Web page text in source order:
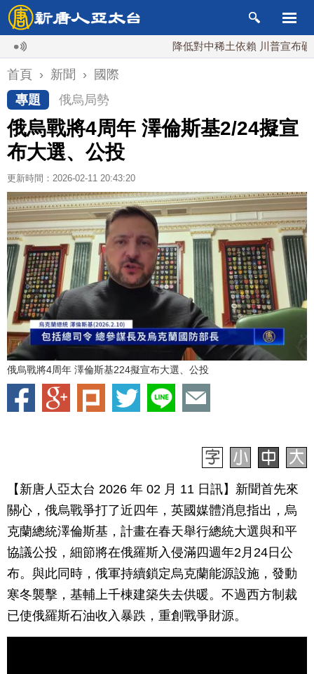
降低對中稀土依賴 川普宣布礦業投資
首頁 › 新聞 ›
國際
專題
俄烏局勢
俄烏戰將4周年 澤倫斯基2/24擬宣
布大選、公投
更新時間：2026-02-11 20:43:20
俄烏戰將4周年 澤倫斯基224擬宣布大選、公投
【新唐人亞太台 2026 年 02 月 11 日訊】新聞首先來
關心，俄烏戰爭打了近四年，英國媒體消息指出，烏
克蘭總統澤倫斯基，計畫在春天舉行總統大選與和平
協議公投，細節將在俄羅斯入侵滿四週年2月24日公
布。與此同時，俄軍持續鎖定烏克蘭能源設施，發動
寒冬襲擊，基輔上千棟建築失去供暖。不過西方制裁
已使俄羅斯石油收入暴跌，重創戰爭財源。